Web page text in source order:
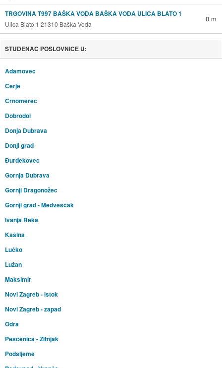
TRGOVINA T997 BAŠKA VODA BAŠKA VODA ULICA BLATO 1
Ulica Blato 1 21310 Baška Voda
0 m
STUDENAC POSLOVNICE U:
Adamovec
Cerje
Črnomerec
Dobrodol
Donja Dubrava
Donji grad
Đurđekovec
Gornja Dubrava
Gornji Dragonožec
Gornji grad - Medveščak
Ivanja Reka
Kašina
Lučko
Lužan
Maksimir
Novi Zagreb - istok
Novi Zagreb - zapad
Odra
Peščenica - Žitnjak
Podsljeme